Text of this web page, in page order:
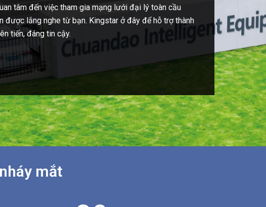
tâm đến việc tham gia mạng lưới đại lý toàn cầu
được lắng nghe từ bạn. Kingstar ở đây để hỗ trợ thành
tiến, đáng tin cậy.
mắt